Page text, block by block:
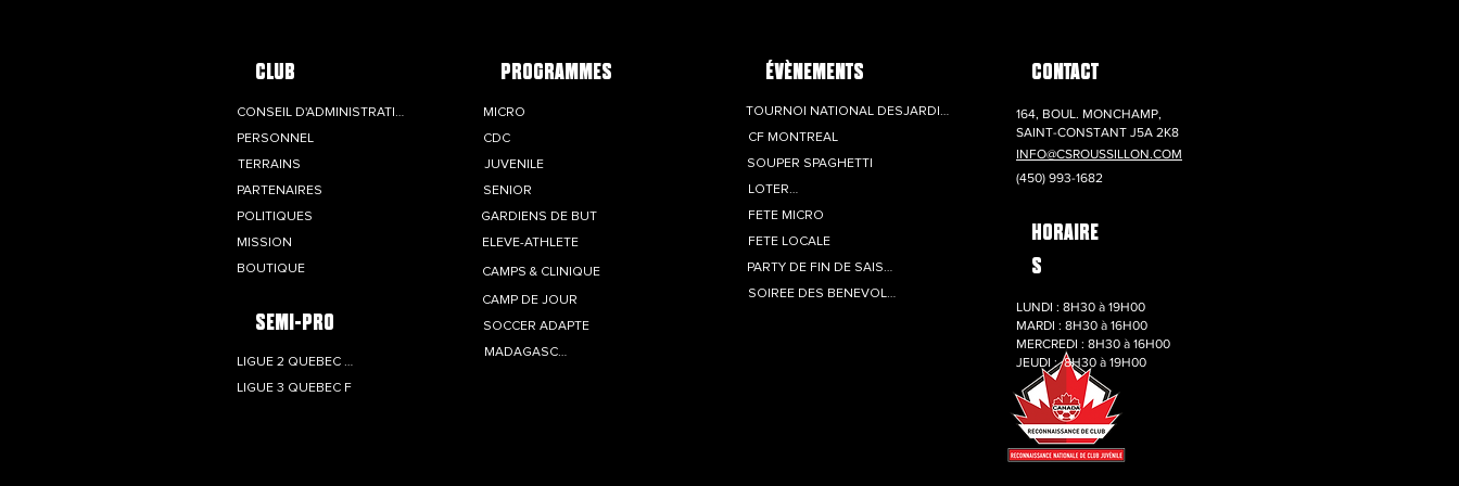
capitaine des Roses de
Montréal
solide pour soutenir
notre développement
CLUB
CONSEIL D'ADMINISTRATION
PERSONNEL
TERRAINS
PARTENAIRES
POLITIQUES
MISSION
BOUTIQUE
SEMI-PRO
LIGUE 2 QUÉBEC M
PROGRAMMES
MICRO
CDC
JUVÉNILE
SÉNIOR
GARDIENS DE BUT
ÉLÈVE-ATHLÈTE
CAMPS & CLINIQUE
CAMP DE JOUR
SOCCER ADAPTÉ
MADAGASCAR
LIGUE 3 QUÉBEC F
ÉVÈNEMENTS CONTACT
TOURNOI NATIONAL DESJARDINS
CF MONTRÉAL
SOUPER SPAGHETTI
LOTERIE
FÊTE MICRO
FÊTE LOCALE
PARTY DE FIN DE SAISON
SOIRÉE DES BÉNÉVOLES
164, BOUL. MONCHAMP,
SAINT-CONSTANT J5A 2K8
INFO@CSROUSSILLON.COM
(450) 993-1682
HORAIRE
S
LUNDI : 8H30 à 19H00
MARDI : 8H30 à 16H00
MERCREDI : 8H30 à 16H00
JEUDI : 8H30 à 19H00